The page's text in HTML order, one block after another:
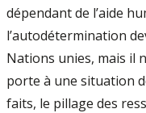
dépendant de l’aide
l’autodétermination
Nations unies, mais il
porte à une situation
faits, le pillage des